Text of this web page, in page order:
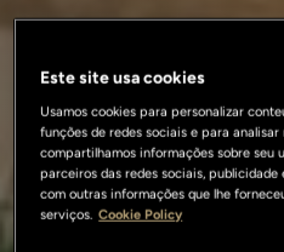
Este site usa cookies
Usamos cookies para personalizar
funções de redes sociais e para analisar
compartilhamos informações sobre seu
parceiros das redes sociais,
com outras informações que lhe
serviços. Cookie Policy